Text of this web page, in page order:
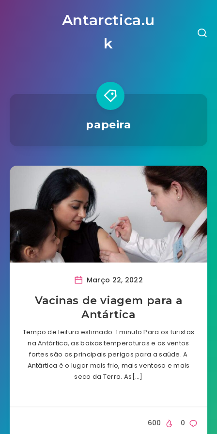
Antarctica.u
k
papeira
Março 22, 2022
Vacinas de viagem para a
Antártica
Tempo de leitura estimado: 1 minuto Para os turistas
na Antártica, as baixas temperaturas e os ventos
fortes são os principais perigos para a saúde. A
Antártica é o lugar mais frio, mais ventoso e mais
seco da Terra. As[…]
0
600